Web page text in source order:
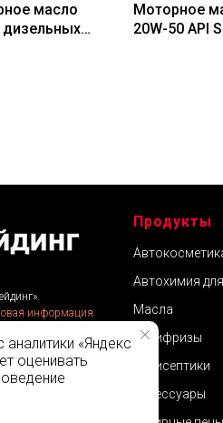
масло
Моторное
20W-50 API
информация.
Продукты
Автохимия
Масла
Антифризы
Антисептики
Аксессуары
«Яндекс
оценивать